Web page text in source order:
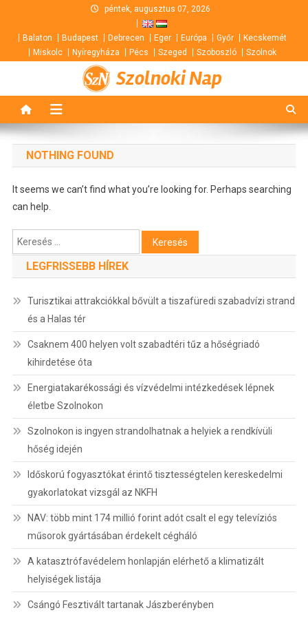
content
péntek, augusztus 07, 2026
Balaton Budapest Debrecen Eger Európa Győr
Kecskemét
Miskolc
Nyíregyháza Pécs Szeged Szoboszló Szolnok
Szolnoki Nap
NOTHING FOUND
It seems we can’t find what you’re looking for. Perhaps searching
can help.
Keresés:
LEGFRISSEBB HÍREK
Turisztikai attrakciókkal bővült a tiszafüredi szabadvízi strand
és a Halas tér
Csaknem 400 helyen volt szabadtéri tűz a hőségriadó
kihirdetése óta
Energiatakarékossági és vízvédelmi intézkedések lépnek
életbe Szolnokon
Szolnokon is ingyen strandolhatnak a helyiek a rendkívüli
hőség idején
Időskorú fogyasztókat érintő tisztességtelen kereskedelmi
gyakorlatokat vizsgál az NKFH
NAV: több mint 174 millió forint adót csalt el egy televíziós
műsorok gyártásában érdekelt cégháló
A katasztrófavédelem honlapján elérhető a klimatizált
helyiségek listája
Csángó Fesztivált tartanak Jászberényben